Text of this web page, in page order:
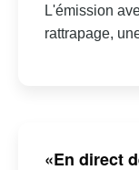
L'émission
rattrapage,
«En direct